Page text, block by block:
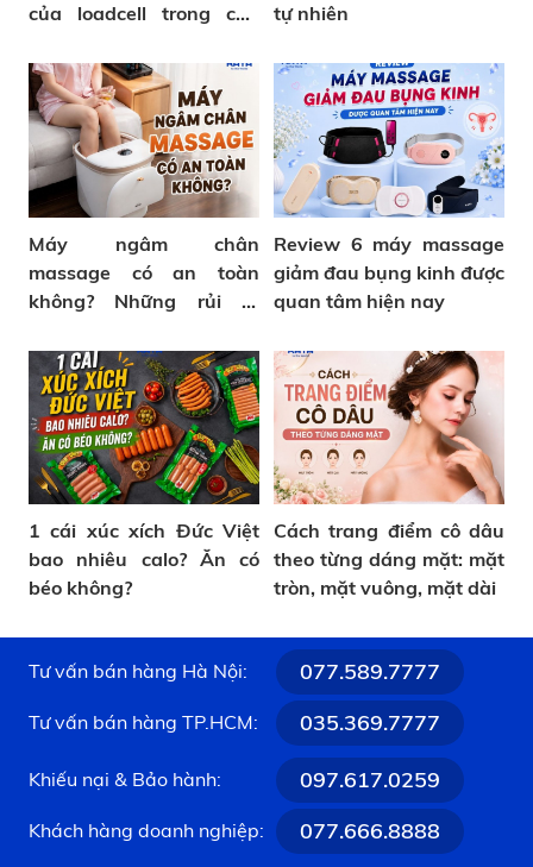
của loadcell trong cân
tự nhiên
Máy ngâm chân
massage có an toàn
không? Những rủi ro
Review 6 máy massage
giảm đau bụng kinh được
quan tâm hiện nay
1 cái xúc xích Đức Việt
bao nhiêu calo? Ăn có
béo không?
Cách trang điểm cô dâu
theo từng dáng mặt: mặt
tròn, mặt vuông, mặt dài
Tư vấn bán hàng Hà Nội: 077.589.7777
Tư vấn bán hàng TP.HCM: 035.369.7777
Khiếu nại & Bảo hành: 097.617.0259
Khách hàng doanh nghiệp: 077.666.8888